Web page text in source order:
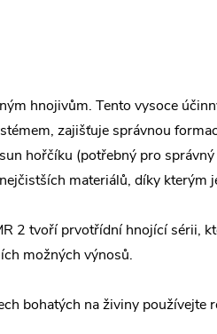
hnojivům. Tento vysoce
zajišťuje správnou
hořčíku (potřebný pro
materiálů, díky kterým
2 tvoří prvotřídní hnojící sérii,
možných výnosů.
bohatých na živiny